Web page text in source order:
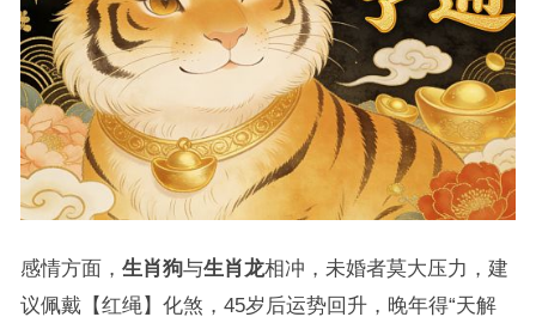
感情方面， 生肖狗与生肖龙相冲，未婚者莫大压力，建
议佩戴【红绳】化煞，45岁后运势回升，晚年得“天解